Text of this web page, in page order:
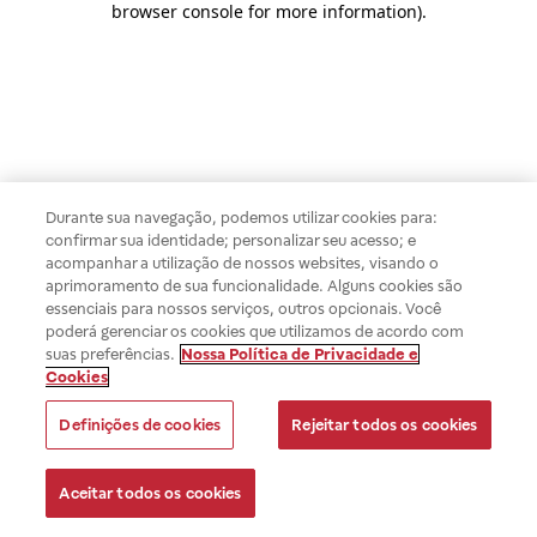
browser console for more information).
Durante sua navegação, podemos utilizar cookies para:
confirmar sua identidade; personalizar seu acesso; e
acompanhar a utilização de nossos websites, visando o
aprimoramento de sua funcionalidade. Alguns cookies são
essenciais para nossos serviços, outros opcionais. Você
poderá gerenciar os cookies que utilizamos de acordo com
suas preferências. Nossa Política de Privacidade e
Cookies
Definições de cookies Rejeitar todos os cookies
Aceitar todos os cookies